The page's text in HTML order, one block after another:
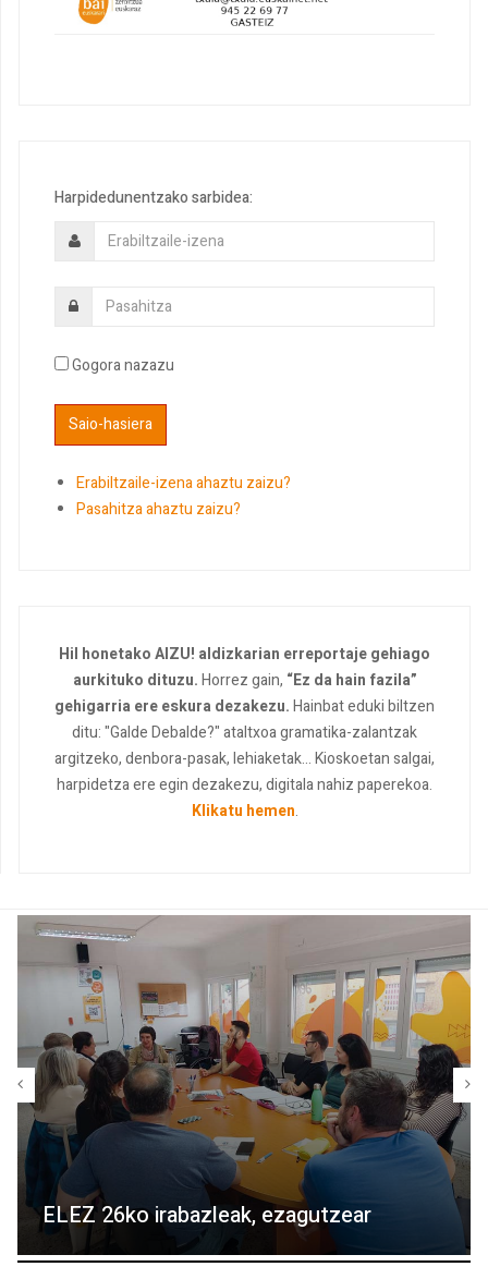
Harpidedunentzako sarbidea:
Gogora nazazu
Erabiltzaile-izena ahaztu zaizu?
Pasahitza ahaztu zaizu?
Hil honetako AIZU! aldizkarian erreportaje gehiago
aurkituko dituzu.Horrez gain, “Ez da hain fazila”
gehigarria ere eskura dezakezu.Hainbat eduki biltzen
ditu: "Galde Debalde?" ataltxoa gramatika-zalantzak
argitzeko, denbora-pasak, lehiaketak... Kioskoetan salgai,
harpidetza ere egin dezakezu, digitala nahiz paperekoa.
Klikatu hemen.
ELEZ 26ko irabazleak, ezagutzear